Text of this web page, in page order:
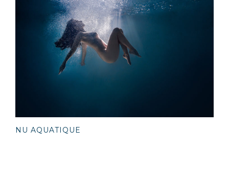
NU AQUATIQUE